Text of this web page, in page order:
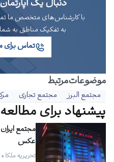
دنبال یک
با کارشناس‌های متخصص ما
به تفکیک مناطق به
تماس
موضوعات‌‌مرتبط
مجتمع البرز مجتمع تجاری
پیشنهاد برای
مجتمع
عکس
تحریریه ملکا • ۲۱ اسفند ۱۴۰۳